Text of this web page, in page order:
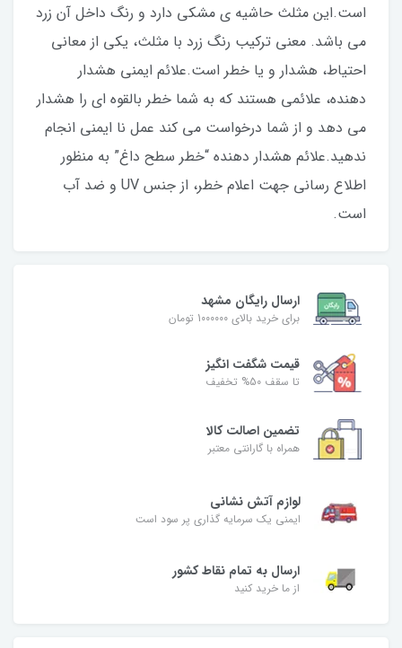
است.این مثلث حاشیه ی مشکی دارد و رنگ داخل آن زرد
می باشد. معنی ترکیب رنگ زرد با مثلث، یکی از معانی
احتیاط، هشدار و یا خطر است.علائم ایمنی هشدار
دهنده، علائمی هستند که به شما خطر بالقوه ای را هشدار
می دهد و از شما درخواست می کند عمل نا ایمنی انجام
ندهید.علائم هشدار دهنده “خطر سطح داغ” به منظور
اطلاع رسانی جهت اعلام خطر، از جنس UV و ضد آب
است.
ارسال رایگان مشهد
برای خرید بالای 1000000 تومان
قیمت شگفت‌ انگیز
تا سقف 50% تخفیف
تضمین اصالت کالا
همراه با گارانتی معتبر
لوازم آتش نشانی
ایمنی یک سرمایه گذاری پر سود است
ارسال به تمام نقاط کشور
از ما خرید کنید